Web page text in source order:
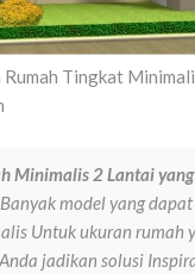
Tingkat
Minimalis 2 Lantai
model yang
Untuk ukuran rumah
jadikan solusi